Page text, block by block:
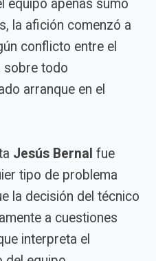
equipo apenas sumó
la afición comenzó a
conflicto entre el
sobre todo
arranque en el
Jesús Bernal fue
tipo de problema
la decisión del técnico
a cuestiones
interpreta el